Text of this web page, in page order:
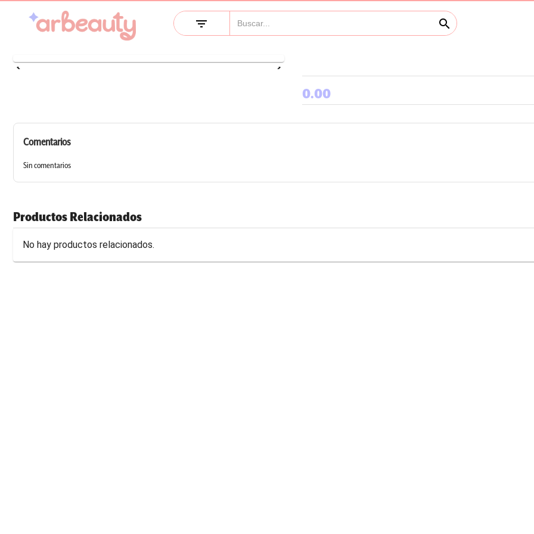
filter_list search
keyboard_arrow_left keyboard_arrow_right
0.00
Comentarios
Sin comentarios
Productos Relacionados
No hay productos relacionados.